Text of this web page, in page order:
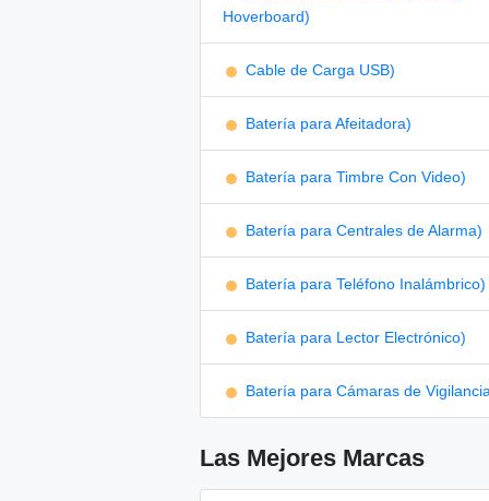
Hoverboard)
Cable de Carga USB)
Batería para Afeitadora)
Batería para Timbre Con Video)
Batería para Centrales de Alarma)
Batería para Teléfono Inalámbrico)
Batería para Lector Electrónico)
Batería para Cámaras de
Las Mejores Marcas